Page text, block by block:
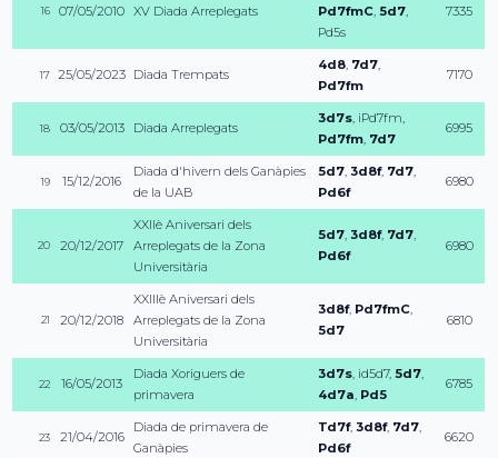
16 07/05/2010 XV Diada Arreplegats
Pd7fmC,5d7,
Pd5s
7335
17 25/05/2023 Diada Trempats
4d8, 7d7,
Pd7fm
7170
18 03/05/2013 Diada Arreplegats
3d7s, iPd7fm,
Pd7fm, 7d7
6995
19 15/12/2016
Diada d'hivern dels Ganàpies
de la UAB
5d7,3d8f, 7d7,
Pd6f
6980
20 20/12/2017
XXIIè Aniversari dels
Arreplegats de la Zona
Universitària
5d7,3d8f, 7d7,
Pd6f
6980
21 20/12/2018
XXIIIè Aniversari dels
Arreplegats de la Zona
Universitària
3d8f, Pd7fmC,
5d7
6810
22 16/05/2013
Diada Xoriguers de
primavera
3d7s, id5d7,5d7,
4d7a, Pd5
6785
23 21/04/2016
Diada de primavera de
Ganàpies
Td7f,3d8f, 7d7,
Pd6f
6620